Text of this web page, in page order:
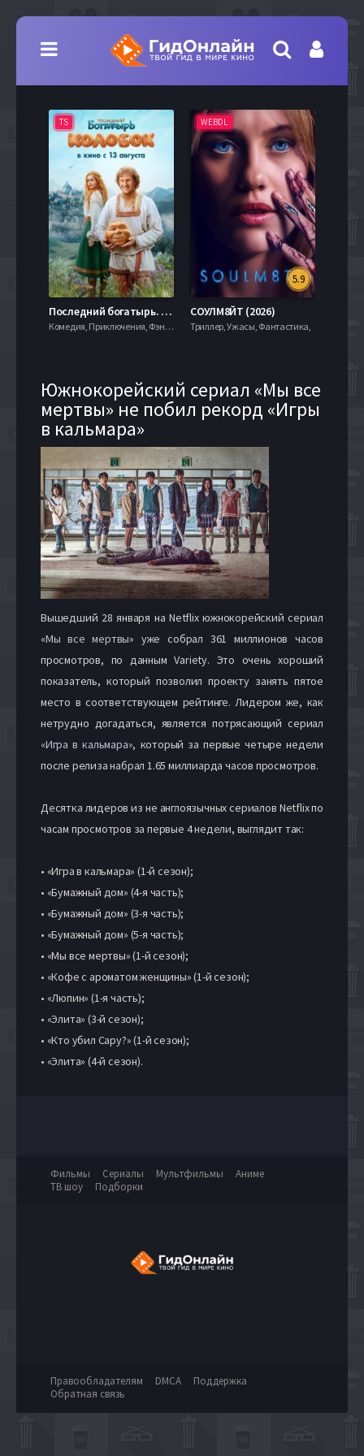
TS
Последний богатырь. Колобок (2026)
Комедия, Приключения, Фэнтези,
WEBDL
5.9
СОУЛМ8ЙТ (2026)
Триллер, Ужасы, Фантастика,
Южнокорейский сериал «Мы все
мертвы» не побил рекорд «Игры
в кальмара»
Вышедший 28 января на Netflix южнокорейский сериал
«Мы все мертвы» уже собрал 361 миллионов часов
просмотров, по данным Variety. Это очень хороший
показатель, который позволил проекту занять пятое
место в соответствующем рейтинге. Лидером же, как
нетрудно догадаться, является потрясающий сериал
«Игра в кальмара», который за первые четыре недели
после релиза набрал 1.65 миллиарда часов просмотров.
Десятка лидеров из не англоязычных сериалов Netflix по
часам просмотров за первые 4 недели, выглядит так:
• «Игра в кальмара» (1-й сезон);
• «Бумажный дом» (4-я часть);
• «Бумажный дом» (3-я часть);
• «Бумажный дом» (5-я часть);
• «Мы все мертвы» (1-й сезон);
• «Кофе с ароматом женщины» (1-й сезон);
• «Люпин» (1-я часть);
• «Элита» (3-й сезон);
• «Кто убил Сару?» (1-й сезон);
• «Элита» (4-й сезон).
Фильмы Сериалы Мультфильмы
Аниме
ТВ шоу
Подборки
Правообладателям DMCA
Поддержка
Обратная связь